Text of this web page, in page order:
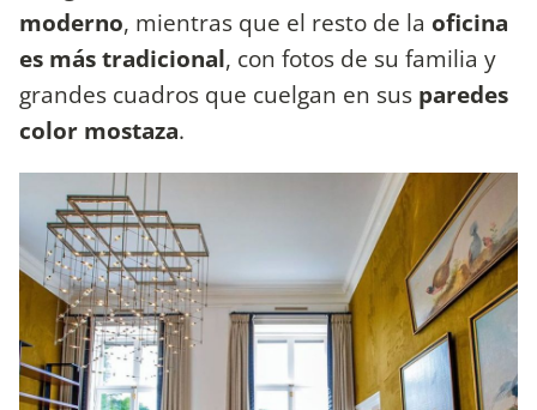
moderno, mientras que el resto de la oficina
es más tradicional, con fotos de su familia y
grandes cuadros que cuelgan en sus paredes
color mostaza.